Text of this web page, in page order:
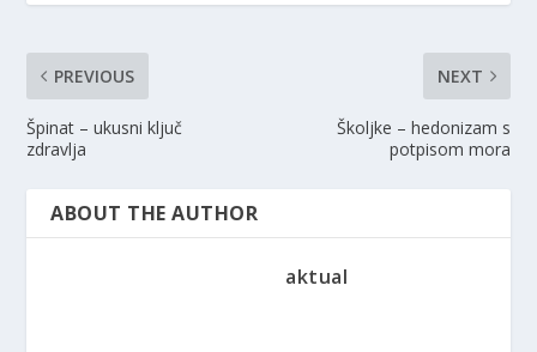
PREVIOUS
Špinat – ukusni ključ
zdravlja
NEXT
Školjke – hedonizam s
potpisom mora
ABOUT THE AUTHOR
aktual